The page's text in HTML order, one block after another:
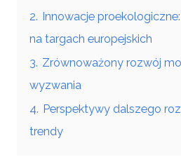
2. Innowacje
na targach europejskich
3. Zrównoważony rozwój
wyzwania
4. Perspektywy dalszego
trendy